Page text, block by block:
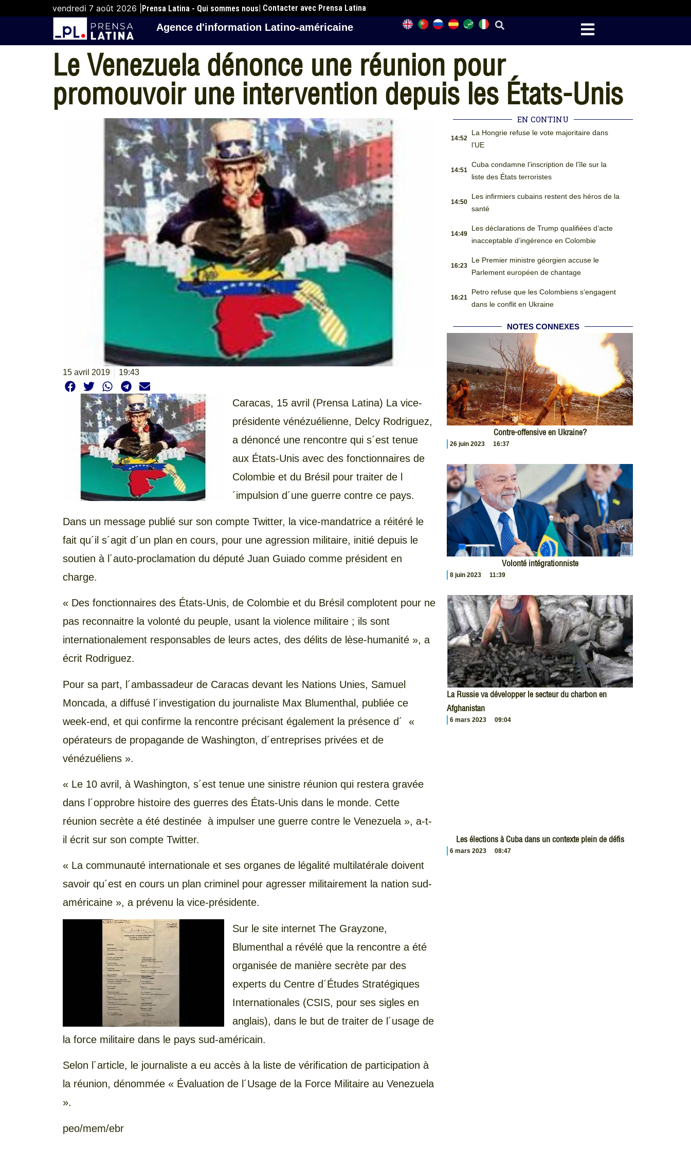
vendredi 7 août 2026 | Prensa Latina - Qui sommes nous| Contacter avec Prensa Latina
Agence d'information Latino-américaine
Le Venezuela dénonce une réunion pour
promouvoir une intervention depuis les États-Unis
15 avril 2019 19:43
Caracas, 15 avril (Prensa Latina) La vice-
présidente vénézuélienne, Delcy Rodriguez,
a dénoncé une rencontre qui s´est tenue
aux États-Unis avec des fonctionnaires de
Colombie et du Brésil pour traiter de l
´impulsion d´une guerre contre ce pays.
Dans un message publié sur son compte Twitter, la vice-mandatrice a réitéré le
fait qu´il s´agit d´un plan en cours, pour une agression militaire, initié depuis le
soutien à l´auto-proclamation du député Juan Guiado comme président en
charge.
« Des fonctionnaires des États-Unis, de Colombie et du Brésil complotent pour ne
pas reconnaitre la volonté du peuple, usant la violence militaire ; ils sont
internationalement responsables de leurs actes, des délits de lèse-humanité », a
écrit Rodriguez.
Pour sa part, l´ambassadeur de Caracas devant les Nations Unies, Samuel
Moncada, a diffusé l´investigation du journaliste Max Blumenthal, publiée ce
week-end, et qui confirme la rencontre précisant également la présence d´ «
opérateurs de propagande de Washington, d´entreprises privées et de
vénézuéliens ».
« Le 10 avril, à Washington, s´est tenue une sinistre réunion qui restera gravée
dans l´opprobre histoire des guerres des États-Unis dans le monde. Cette
réunion secrète a été destinée à impulser une guerre contre le Venezuela », a-t-
il écrit sur son compte Twitter.
« La communauté internationale et ses organes de légalité multilatérale doivent
savoir qu´est en cours un plan criminel pour agresser militairement la nation sud-
américaine », a prévenu la vice-présidente.
Sur le site internet The Grayzone,
Blumenthal a révélé que la rencontre a été
organisée de manière secrète par des
experts du Centre d´Études Stratégiques
Internationales (CSIS, pour ses sigles en
anglais), dans le but de traiter de l´usage de
la force militaire dans le pays sud-américain.
Selon l´article, le journaliste a eu accès à la liste de vérification de participation à
la réunion, dénommée « Évaluation de l´Usage de la Force Militaire au Venezuela
».
peo/mem/ebr
EN CONTINU
14:52
La Hongrie refuse le vote majoritaire dans
l’UE
14:51
Cuba condamne l’inscription de l’île sur la
liste des États terroristes
14:50
Les infirmiers cubains restent des héros de la
santé
14:49
Les déclarations de Trump qualifiées d’acte
inacceptable d’ingérence en Colombie
16:23
Le Premier ministre géorgien accuse le
Parlement européen de chantage
16:21
Petro refuse que les Colombiens s’engagent
dans le conflit en Ukraine
NOTES CONNEXES
Contre-offensive en Ukraine?
26 juin 2023 16:37
Volonté intégrationniste
8 juin 2023 11:39
La Russie va développer le secteur du charbon en
Afghanistan
6 mars 2023 09:04
Les élections à Cuba dans un contexte plein de défis
6 mars 2023 08:47